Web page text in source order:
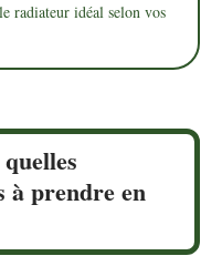
radiateur idéal selon vos
à prendre en